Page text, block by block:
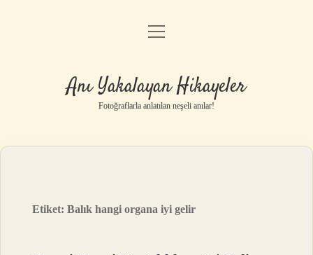
Anasayfa
Yasal Uyarı
menüyü
Anı Yakalayan Hikayeler
Fotoğraflarla anlatılan neşeli anılar!
Etiket:Balık hangi organa iyi gelir